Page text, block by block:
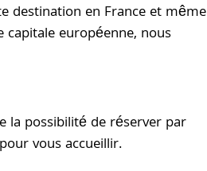
destination en France et même
capitale européenne, nous
la possibilité de réserver par
vous accueillir.